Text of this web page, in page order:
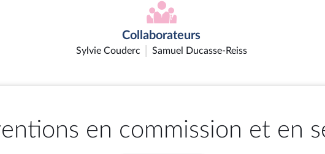
Collaborateurs
Sylvie Couderc Samuel Ducasse-Reiss
en commission et en